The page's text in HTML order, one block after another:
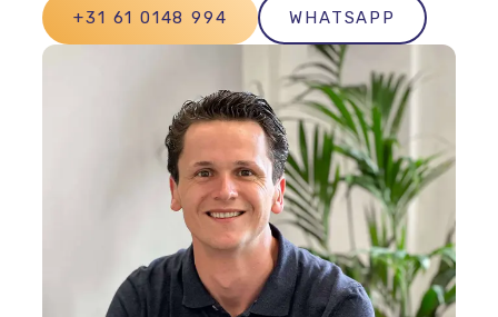
+31 61 0148 994 WHATSAPP